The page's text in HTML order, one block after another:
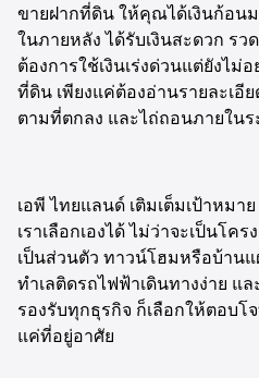
ขายฝากที่ดิน ให้คุณได้เงินก้อน
ในภายหลัง ได้รับเงินสะดวก รว
ต้องการใช้เงินเร่งด่วนแต่ยังไม่
ที่ดิน เพียงแค่ต้องอ่านรายละเอี
ตามที่ตกลง และไถ่ถอนภายใน
เอพี ไทยแลนด์ เติมเต็มเป้าหม
เราเลือกเองได้ ไม่ว่าจะเป็นโค
เป็นส่วนตัว ทาวน์โฮมหรือบ้าน
ทำเลติดรถไฟฟ้าเดินทางง่าย แ
รองรับทุกธุรกิจ ก็เลือกให้ตอบโ
แค่ที่อยู่อาศัย